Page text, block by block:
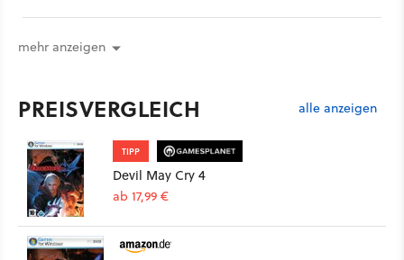
War Capcom mit den PC-Verkaufszahlen von Devil May Cry 4
mehr anzeigen
PREISVERGLEICH alle anzeigen
TIPP
Devil May Cry 4
ab 17,99 €